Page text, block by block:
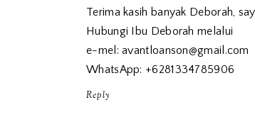
Terima kasih banyak Deborah,
Hubungi Ibu Deborah melalui
e-mel: avantloanson@gmail.com
WhatsApp: +6281334785906
Reply